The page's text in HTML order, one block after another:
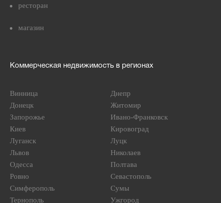
ресторан
магазин
Коммерческая недвижимость в регионах
Винница
Днепр
Донецк
Житомир
Запорожье
Ивано-Франковск
Киев
Кировоград
Луганск
Луцк
Львов
Николаев
Одесса
Полтава
Ровно
Севастополь
Симферополь
Сумы
Тернополь
Ужгород